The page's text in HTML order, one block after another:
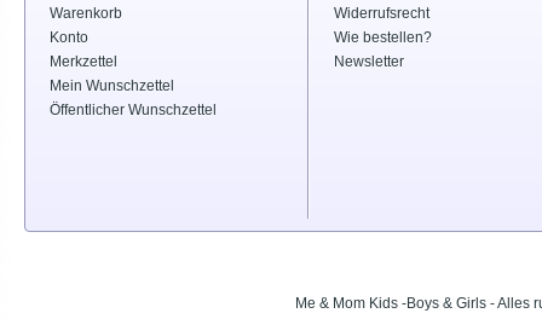
Warenkorb
Konto
Merkzettel
Mein Wunschzettel
Öffentlicher Wunschzettel
Widerrufsrecht
Wie bestellen?
Newsletter
Me & Mom Kids -Boys & Girls -